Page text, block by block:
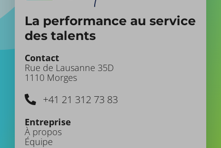
La performance au service
des talents
Contact
Rue de Lausanne 35D
1110 Morges
+41 21 312 73 83
Entreprise
À propos
Équipe